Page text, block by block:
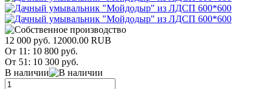
12 000 руб. 12000.00 RUB
От 11: 10 800 руб.
От 51: 10 300 руб.
В наличии